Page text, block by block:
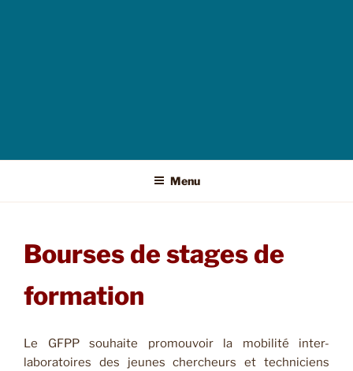
Menu
Bourses de stages de
formation
Le GFPP souhaite promouvoir la mobilité inter-
laboratoires des jeunes chercheurs et techniciens